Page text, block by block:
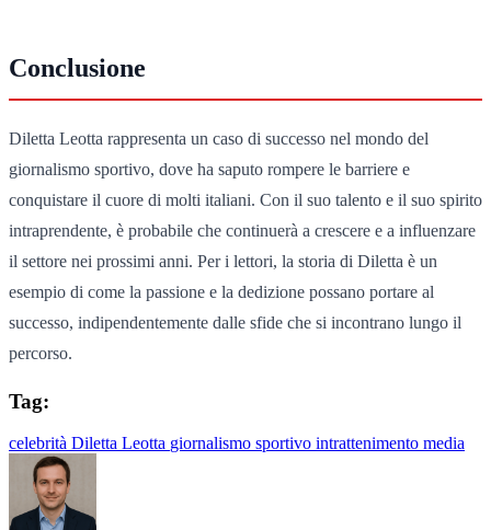
Conclusione
Diletta Leotta rappresenta un caso di successo nel mondo del
giornalismo sportivo, dove ha saputo rompere le barriere e
conquistare il cuore di molti italiani. Con il suo talento e il suo spirito
intraprendente, è probabile che continuerà a crescere e a influenzare
il settore nei prossimi anni. Per i lettori, la storia di Diletta è un
esempio di come la passione e la dedizione possano portare al
successo, indipendentemente dalle sfide che si incontrano lungo il
percorso.
Tag:
celebrità Diletta Leotta giornalismo sportivo intrattenimento media